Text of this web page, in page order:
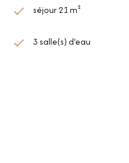
séjour 21 m²
3 salle(s) d'eau